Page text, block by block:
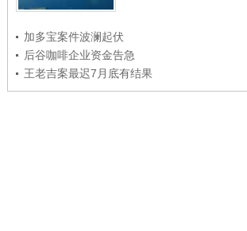
加多宝案件波澜起伏
后谷咖啡企业资金告急
王老吉案最迟7月底有结果